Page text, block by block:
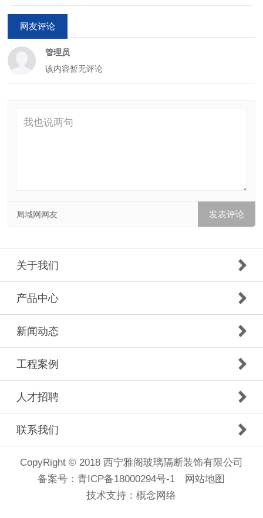
网友评论
管理员
该内容暂无评论
局域网网友
关于我们
产品中心
新闻动态
工程案例
人才招聘
联系我们
CopyRight © 2018 西宁雅阁玻璃隔断装饰有限公司
备案号：青ICP备18000294号-1
网站地图
技术支持：概念网络